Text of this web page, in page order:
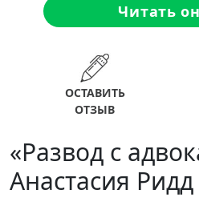
Читать
ОСТАВИТЬ
ОТЗЫВ
«Развод с
Анастасия Ридд